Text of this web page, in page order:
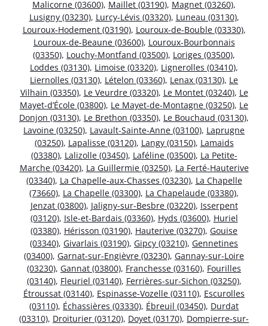
Malicorne (03600), Maillet (03190), Magnet (03260),
Lusigny (03230), Lurcy-Lévis (03320), Luneau (03130),
Louroux-Hodement (03190), Louroux-de-Bouble (03330),
Louroux-de-Beaune (03600), Louroux-Bourbonnais
(03350), Louchy-Montfand (03500), Loriges (03500),
Loddes (03130), Limoise (03320), Lignerolles (03410),
Liernolles (03130), Lételon (03360), Lenax (03130), Le
Vilhain (03350), Le Veurdre (03320), Le Montet (03240), Le
Mayet-d’École (03800), Le Mayet-de-Montagne (03250), Le
Donjon (03130), Le Brethon (03350), Le Bouchaud (03130),
Lavoine (03250), Lavault-Sainte-Anne (03100), Laprugne
(03250), Lapalisse (03120), Langy (03150), Lamaids
(03380), Lalizolle (03450), Laféline (03500), La Petite-
Marche (03420), La Guillermie (03250), La Ferté-Hauterive
(03340), La Chapelle-aux-Chasses (03230), La Chapelle
(73660), La Chapelle (03300), La Chapelaude (03380),
Jenzat (03800), Jaligny-sur-Besbre (03220), Isserpent
(03120), Isle-et-Bardais (03360), Hyds (03600), Huriel
(03380), Hérisson (03190), Hauterive (03270), Gouise
(03340), Givarlais (03190), Gipcy (03210), Gennetines
(03400), Garnat-sur-Engièvre (03230), Gannay-sur-Loire
(03230), Gannat (03800), Franchesse (03160), Fourilles
(03140), Fleuriel (03140), Ferrières-sur-Sichon (03250),
Étroussat (03140), Espinasse-Vozelle (03110), Escurolles
(03110), Échassières (03330), Ébreuil (03450), Durdat
(03310), Droiturier (03120), Doyet (03170), Dompierre-sur-